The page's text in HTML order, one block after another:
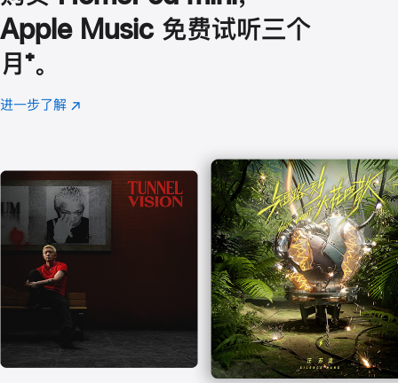
Apple Music 免费试听三个
月 脚
注
⁺。
进一步了解 Apple
(在
口
中
打
开)